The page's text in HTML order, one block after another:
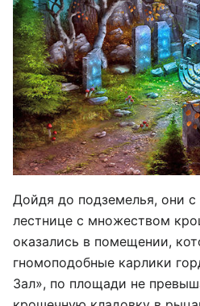
Дойдя до подземелья, они
лестнице с множеством
оказались в помещении,
гномоподобные карлики
Зал», по площади не